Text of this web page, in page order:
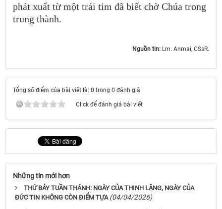
phát xuất từ một trái tim đã biết chờ Chúa trong
trung thành.
Nguồn tin: Lm. Anmai, CSsR.
Tổng số điểm của bài viết là: 0 trong 0 đánh giá
Click để đánh giá bài viết
Những tin mới hơn
THỨ BẢY TUẦN THÁNH: NGÀY CỦA THINH LẶNG, NGÀY CỦA
ĐỨC TIN KHÔNG CÒN ĐIỂM TỰA (04/04/2026)